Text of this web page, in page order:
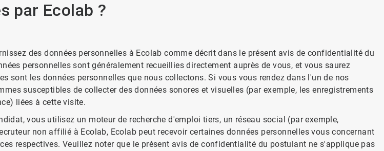
par Ecolab ?
des données personnelles à Ecolab comme décrit dans le présent avis de confidentialité du
personnelles sont généralement recueillies directement auprès de vous, et vous saurez
sont les données personnelles que nous collectons. Si vous vous rendez dans l'un de nos
susceptibles de collecter des données sonores et visuelles (par exemple, les enregistrements
liées à cette visite.
vous utilisez un moteur de recherche d'emploi tiers, un réseau social (par exemple,
non affilié à Ecolab, Ecolab peut recevoir certaines données personnelles vous concernant
respectives. Veuillez noter que le présent avis de confidentialité du postulant ne s'applique pas